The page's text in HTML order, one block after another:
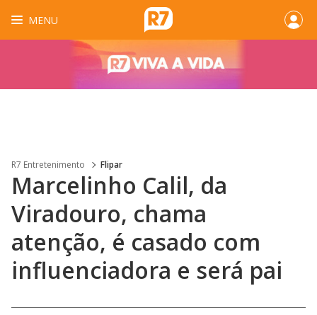
MENU
R7 Entretenimento Flipar
Marcelinho Calil, da
Viradouro, chama
atenção, é casado com
influenciadora e será pai